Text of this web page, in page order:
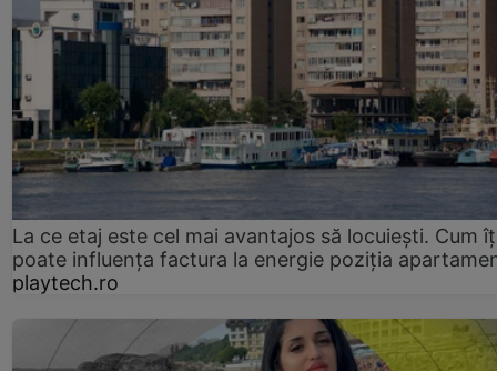
La ce etaj este cel mai avantajos să locuiești. Cum
poate influența factura la energie poziția
playtech.ro